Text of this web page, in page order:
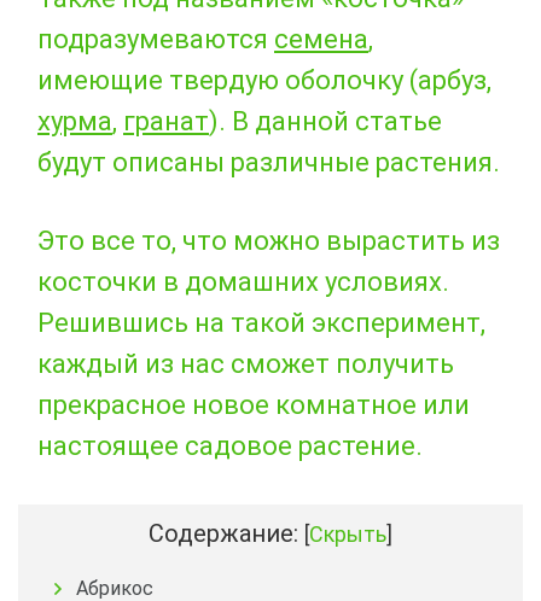
подразумеваются семена,
имеющие твердую оболочку (арбуз,
хурма, гранат). В данной статье
будут описаны различные растения.
Это все то, что можно вырастить из
косточки в домашних условиях.
Решившись на такой эксперимент,
каждый из нас сможет получить
прекрасное новое комнатное или
настоящее садовое растение.
Содержание: [Скрыть]
Абрикос